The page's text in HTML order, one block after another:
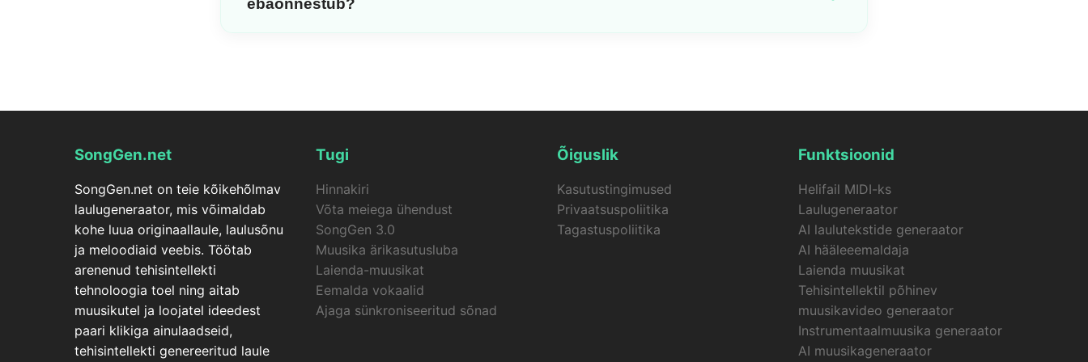
ebaõnnestub?
SongGen.net
SongGen.net on teie kõikehõlmav
laulugeneraator, mis võimaldab
kohe luua originaallaule, laulusõnu
ja meloodiaid veebis. Töötab
arenenud tehisintellekti
tehnoloogia toel ning aitab
muusikutel ja loojatel ideedest
paari klikiga ainulaadseid,
tehisintellekti genereeritud laule
Tugi
Hinnakiri
Võta meiega ühendust
SongGen 3.0
Muusika ärikasutusluba
Laienda-muusikat
Eemalda vokaalid
Ajaga sünkroniseeritud sõnad
Õiguslik
Kasutustingimused
Privaatsuspoliitika
Tagastuspoliitika
Funktsioonid
Helifail MIDI-ks
Laulugeneraator
AI laulutekstide generaator
AI hääleeemaldaja
Laienda muusikat
Tehisintellektil põhinev
muusikavideo generaator
Instrumentaalmuusika generaator
AI muusikageneraator